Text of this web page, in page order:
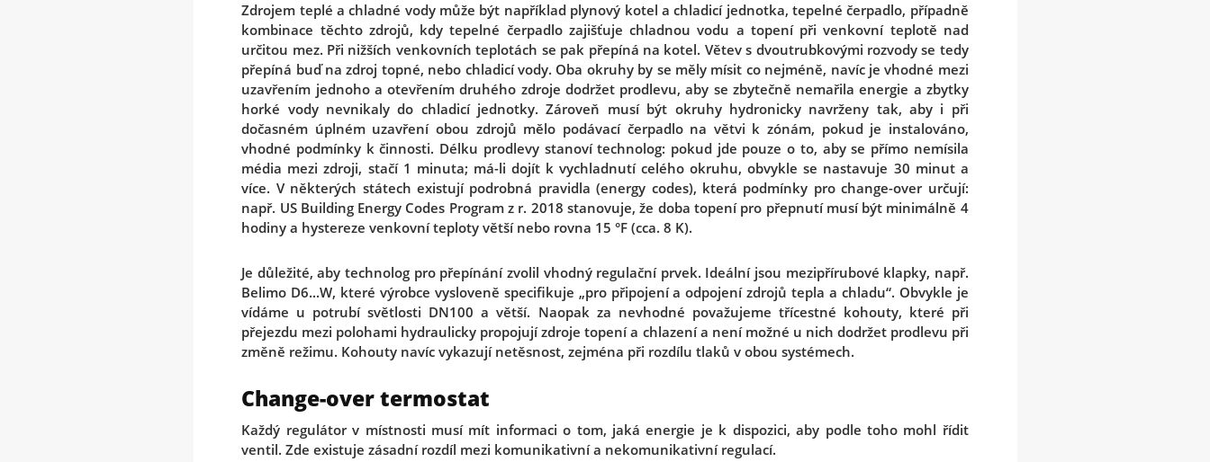
Zdrojem teplé a chladné vody může být například plynový kotel a chladicí jednotka, tepelné čerpadlo, případně
kombinace těchto zdrojů, kdy tepelné čerpadlo zajišťuje chladnou vodu a topení při venkovní teplotě nad
určitou mez. Při nižších venkovních teplotách se pak přepíná na kotel. Větev s dvoutrubkovými rozvody se tedy
přepíná buď na zdroj topné, nebo chladicí vody. Oba okruhy by se měly mísit co nejméně, navíc je vhodné mezi
uzavřením jednoho a otevřením druhého zdroje dodržet prodlevu, aby se zbytečně nemařila energie a zbytky
horké vody nevnikaly do chladicí jednotky. Zároveň musí být okruhy hydronicky navrženy tak, aby i při
dočasném úplném uzavření obou zdrojů mělo podávací čerpadlo na větvi k zónám, pokud je instalováno,
vhodné podmínky k činnosti. Délku prodlevy stanoví technolog: pokud jde pouze o to, aby se přímo nemísila
média mezi zdroji, stačí 1 minuta; má-li dojít k vychladnutí celého okruhu, obvykle se nastavuje 30 minut a
více. V některých státech existují podrobná pravidla (energy codes), která podmínky pro change-over určují:
např. US Building Energy Codes Program z r. 2018 stanovuje, že doba topení pro přepnutí musí být minimálně 4
hodiny a hystereze venkovní teploty větší nebo rovna 15 °F (cca. 8 K).
Je důležité, aby technolog pro přepínání zvolil vhodný regulační prvek. Ideální jsou mezipřírubové klapky, např.
Belimo D6...W, které výrobce vysloveně specifikuje „pro připojení a odpojení zdrojů tepla a chladu“. Obvykle je
vídáme u potrubí světlosti DN100 a větší. Naopak za nevhodné považujeme třícestné kohouty, které při
přejezdu mezi polohami hydraulicky propojují zdroje topení a chlazení a není možné u nich dodržet prodlevu při
změně režimu. Kohouty navíc vykazují netěsnost, zejména při rozdílu tlaků v obou systémech.
Change-over termostat
Každý regulátor v místnosti musí mít informaci o tom, jaká energie je k dispozici, aby podle toho mohl řídit
ventil. Zde existuje zásadní rozdíl mezi komunikativní a nekomunikativní regulací.